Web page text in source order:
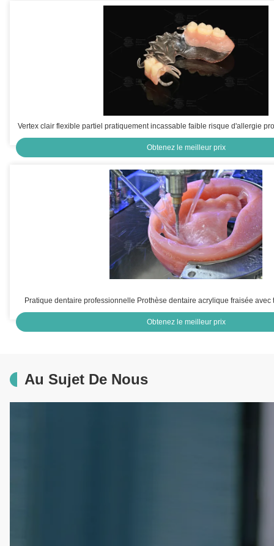
Vertex clair flexible partiel pratiquement incassable faible risque d'allergie
Obtenez le meilleur prix
Pratique dentaire professionnelle Prothèse dentaire acrylique fraisée avec
Obtenez le meilleur prix
Au Sujet De Nous